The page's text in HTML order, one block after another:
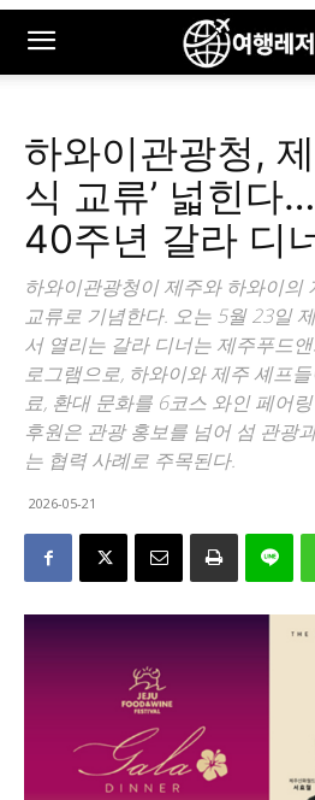
하와이관광청,
식 교류’ 넓힌다
40주년 갈라 디
하와이관광청이 제주와 하와이의
교류로 기념한다. 오는 5월 23일
서 열리는 갈라 디너는 제주푸드
로그램으로, 하와이와 제주 셰프
료, 환대 문화를 6코스 와인 페어
후원은 관광 홍보를 넘어 섬 관광
는 협력 사례로 주목된다.
2026-05-21